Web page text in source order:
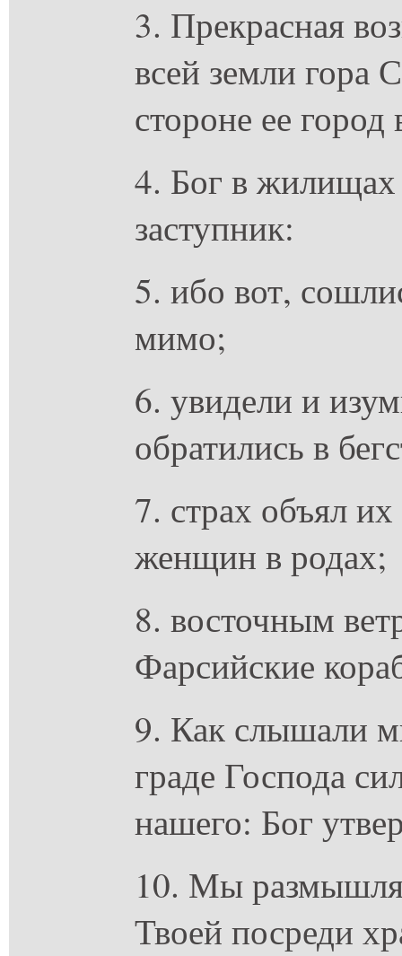
3. Прекрасная
всей земли гора
стороне ее
4. Бог в жилищах
заступник:
5. ибо вот,
мимо;
6. увидели и
обратились в
7. страх объял
женщин в родах;
8. восточным
Фарсийские
9. Как слышали
граде Господа
нашего: Бог
10. Мы
Твоей посреди